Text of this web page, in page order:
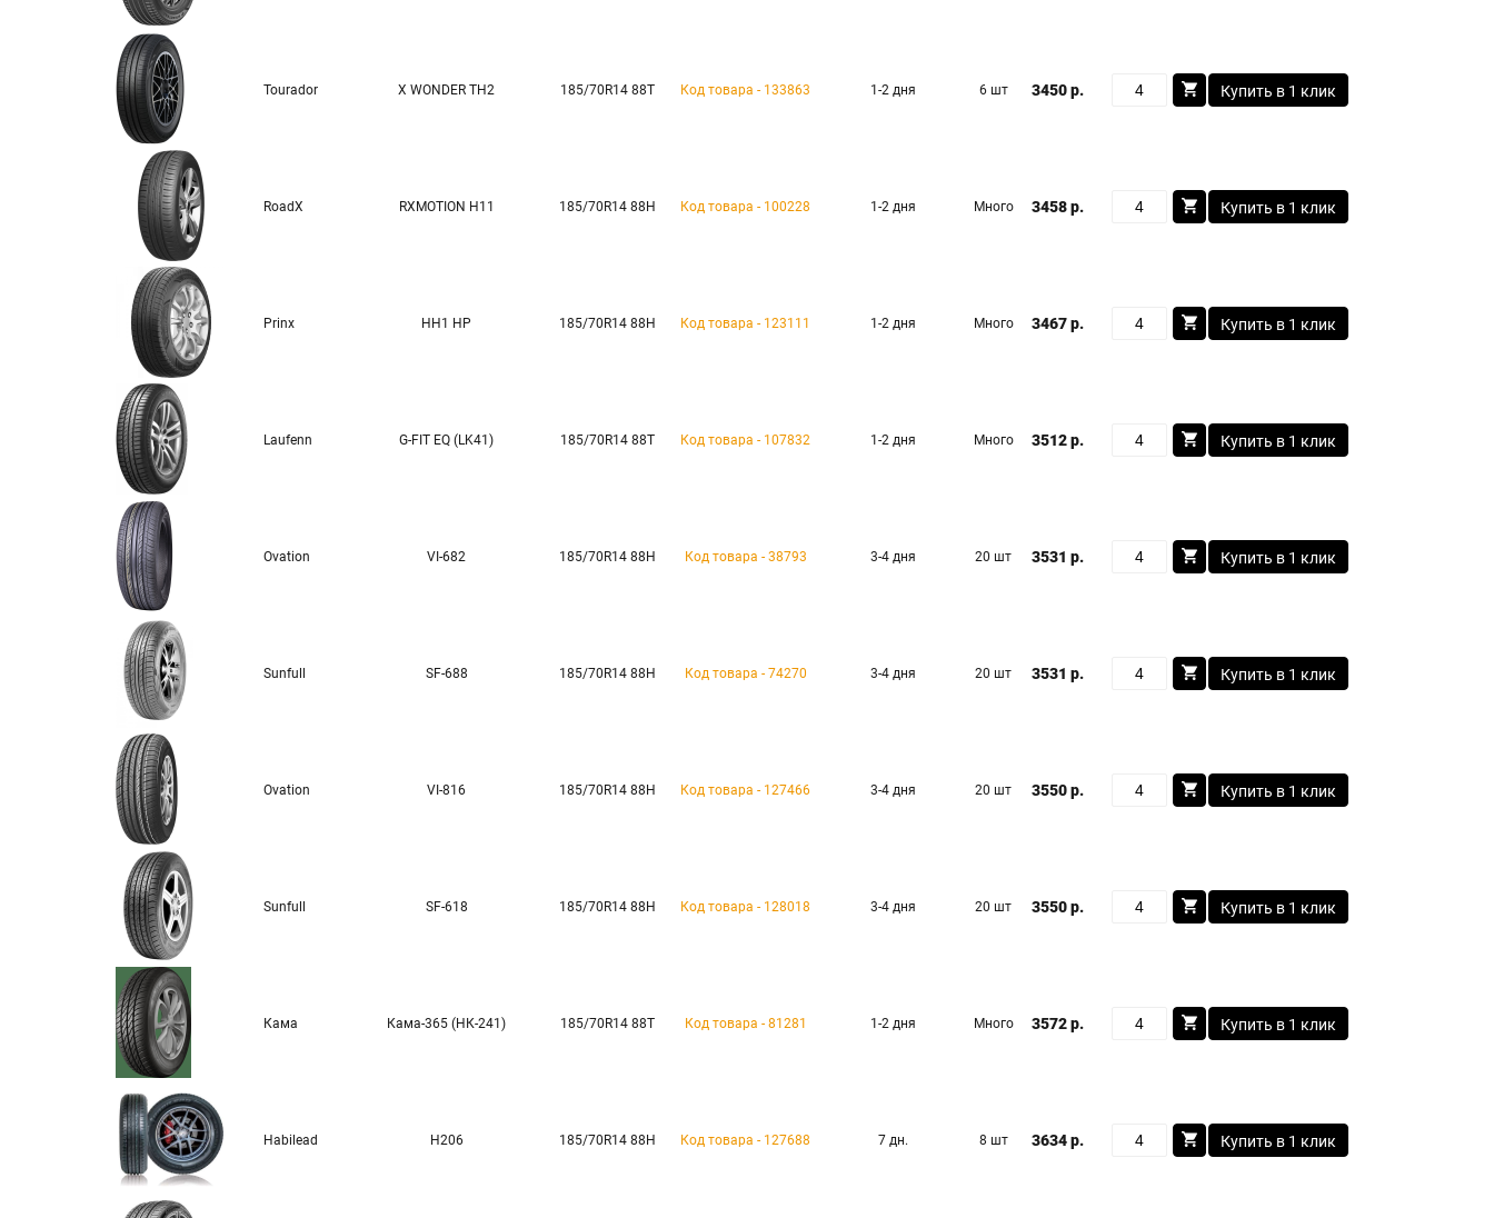
Tourador X WONDER TH2 185/70R14 88T Код товара - 133863 1-2 дня 6 шт 3450 р. Купить в 1 клик
RoadX RXMOTION H11 185/70R14 88H Код товара - 100228 1-2 дня Много 3458 р. Купить в 1 клик
Prinx HH1 HP 185/70R14 88H Код товара - 123111 1-2 дня Много 3467 р. Купить в 1 клик
Laufenn G-FIT EQ (LK41) 185/70R14 88T Код товара - 107832 1-2 дня Много 3512 р. Купить в 1 клик
Ovation VI-682 185/70R14 88H Код товара - 38793 3-4 дня 20 шт 3531 р. Купить в 1 клик
Sunfull SF-688 185/70R14 88H Код товара - 74270 3-4 дня 20 шт 3531 р. Купить в 1 клик
Ovation VI-816 185/70R14 88H Код товара - 127466 3-4 дня 20 шт 3550 р. Купить в 1 клик
Sunfull SF-618 185/70R14 88H Код товара - 128018 3-4 дня 20 шт 3550 р. Купить в 1 клик
Кама Кама-365 (НК-241) 185/70R14 88T Код товара - 81281 1-2 дня Много 3572 р. Купить в 1 клик
Habilead H206 185/70R14 88H Код товара - 127688 7 дн. 8 шт 3634 р. Купить в 1 клик